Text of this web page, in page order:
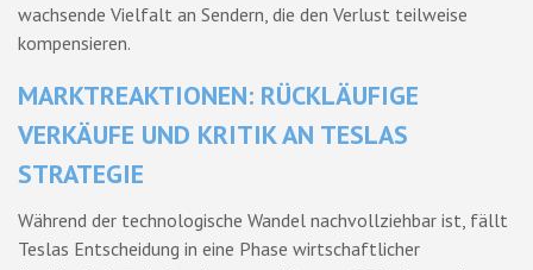
wachsende Vielfalt an Sendern, die den Verlust teilweise
kompensieren.
MARKTREAKTIONEN: RÜCKLÄUFIGE
VERKÄUFE UND KRITIK AN TESLAS
STRATEGIE
Während der technologische Wandel nachvollziehbar ist, fällt
Teslas Entscheidung in eine Phase wirtschaftlicher